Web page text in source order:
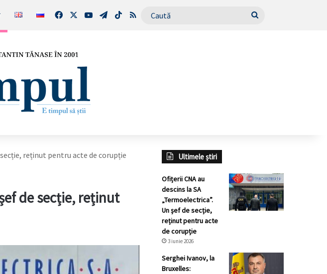
FacebookYouTubeTelegram
TikTokRSS Caută
secție, reținut pentru acte de corupție
de secție, reținut
Ultimele știri
Ofițerii CNA au
descins la SA
„Termoelectrica”.
Un șef de secție,
reținut pentru acte
de corupție
3 iunie 2026
Serghei Ivanov, la
Bruxelles: